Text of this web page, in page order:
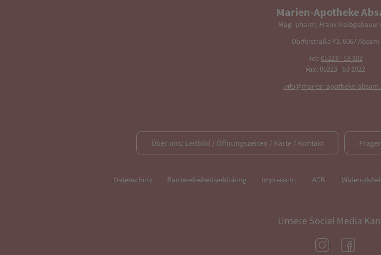
Marien-Apotheke
Mag. pharm. Frank Halbgebauer
Dörferstraße 43, 6067 Absam
Tel: 05223 - 53 102
Fax: 05223 - 53 1022
info@marien-apotheke-
Über uns: Leitbild / Öffnungszeiten / Karte / Kontakt
Datenschutz Barrierefreiheitserklräung Impressum AGB
Unsere Social Media
(öffnet in